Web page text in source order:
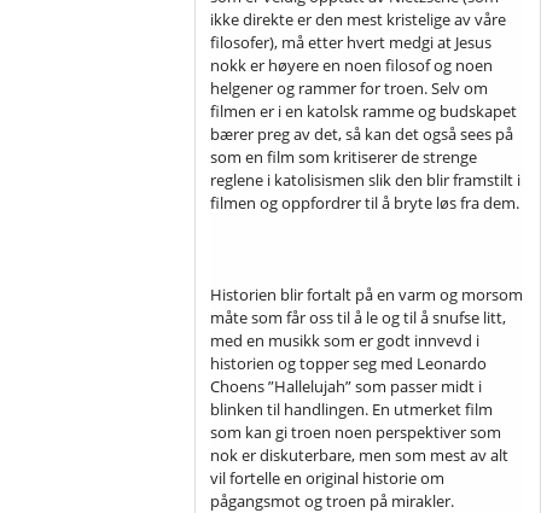
ikke direkte er den mest kristelige av våre
filosofer), må etter hvert medgi at Jesus
nokk er høyere en noen filosof og noen
helgener og rammer for troen. Selv om
filmen er i en katolsk ramme og budskapet
bærer preg av det, så kan det også sees på
som en film som kritiserer de strenge
reglene i katolisismen slik den blir framstilt i
filmen og oppfordrer til å bryte løs fra dem.
Historien blir fortalt på en varm og morsom
måte som får oss til å le og til å snufse litt,
med en musikk som er godt innvevd i
historien og topper seg med Leonardo
Choens ”Hallelujah” som passer midt i
blinken til handlingen. En utmerket film
som kan gi troen noen perspektiver som
nok er diskuterbare, men som mest av alt
vil fortelle en original historie om
pågangsmot og troen på mirakler.